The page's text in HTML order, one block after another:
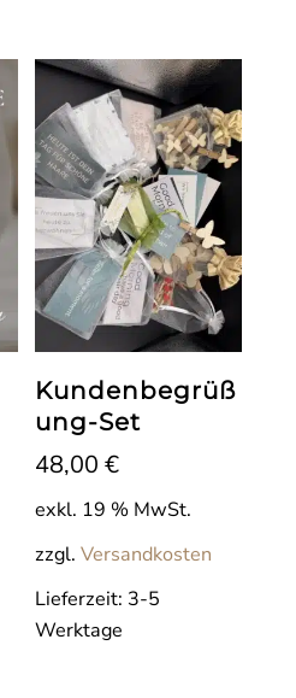
Kundenbegrüß
ung-Set
48,00€
exkl. 19 % MwSt.
zzgl.Versandkosten
Lieferzeit: 3-5
Werktage